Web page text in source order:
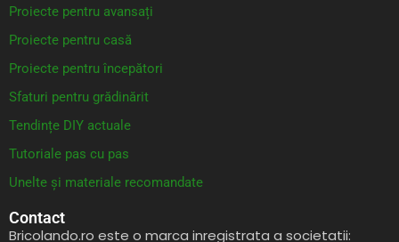
Proiecte pentru avansați
Proiecte pentru casă
Proiecte pentru începători
Sfaturi pentru grădinărit
Tendințe DIY actuale
Tutoriale pas cu pas
Unelte și materiale recomandate
Contact
Bricolando.ro este o marca inregistrata a societatii: